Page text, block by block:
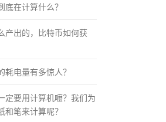
底在计算什么？
产出的，比特币如何获
耗电量有多惊人？
定要用计算机嚒？我们为
和笔来计算呢？